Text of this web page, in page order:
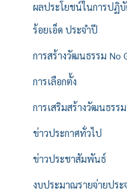
ผลประโยชน์ในการปฏิ
ร้อยเอ็ด ประจำปี
การสร้างวัฒนธรรม No
การเลือกตั้ง
การเสริมสร้างวัฒนธรร
ข่าวประกาศทั่วไป
ข่าวประชาสัมพันธ์
งบประมาณรายจ่ายประ